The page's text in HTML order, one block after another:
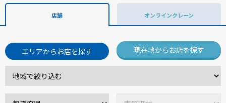
店舗 オンラインクレーン
エリアからお店を探す 現在地からお店を探す